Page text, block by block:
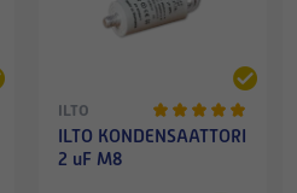
ILTO
ILTO KONDENSAATTORI
2 uF M8